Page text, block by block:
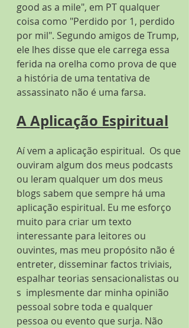
good as a mile", em PT qualquer
coisa como "Perdido por 1, perdido
por mil". Segundo amigos de Trump,
ele lhes disse que ele carrega essa
ferida na orelha como prova de que
a história de uma tentativa de
assassinato não é uma farsa.
A Aplicação Espiritual
Aí vem a aplicação espiritual.  Os que
ouviram algum dos meus podcasts
ou leram qualquer um dos meus
blogs sabem que sempre há uma
aplicação espiritual. Eu me esforço
muito para criar um texto
interessante para leitores ou
ouvintes, mas meu propósito não é
entreter, disseminar factos triviais,
espalhar teorias sensacionalistas ou
s  implesmente dar minha opinião
pessoal sobre toda e qualquer
pessoa ou evento que surja. Não